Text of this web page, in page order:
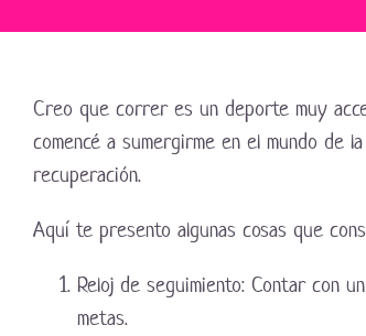
Creo que correr es un deporte muy
comencé a sumergirme en el mundo
recuperación.
Aquí te presento algunas cosas que
Reloj de seguimiento: Contar con
metas.